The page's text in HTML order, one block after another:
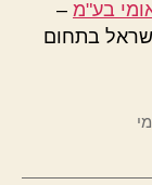
–
בתחום